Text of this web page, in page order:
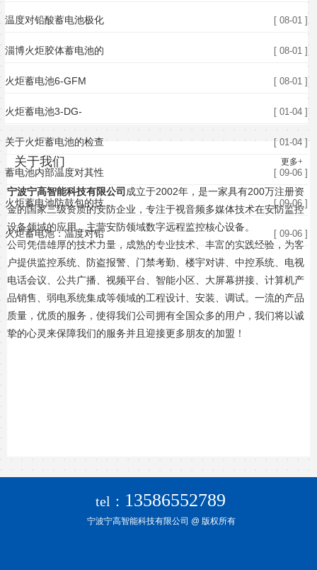
关于我们 更多+
宁波宁高智能科技有限公司 成立于2002年，是一家具有200万注册资
金的国家三级资质的安防企业，专注于视音频多媒体技术在安防监控
设备领域的应用，主营安防领域数字远程监控核心设备。
公司凭借雄厚的技术力量，成熟的专业技术、丰富的实践经验，为客
户提供监控系统、防盗报警、门禁考勤、楼宇对讲、中控系统、电视
电话会议、公共广播、视频平台、智能小区、大屏幕拼接、计算机产
品销售、弱电系统集成等领域的工程设计、安装、调试。一流的产品
质量，优质的服务，使得我们公司拥有全国众多的用户，我们将以诚
挚的心灵来保障我们的服务并且迎接更多朋友的加盟！
温度对铅酸蓄电池极化 [ 08-01 ]
淄博火炬胶体蓄电池的 [ 08-01 ]
火炬蓄电池6-GFM [ 08-01 ]
火炬蓄电池3-DG- [ 01-04 ]
关于火炬蓄电池的检查 [ 01-04 ]
蓄电池内部温度对其性 [ 09-06 ]
火炬蓄电池防鼓包的技 [ 09-06 ]
火炬蓄电池：温度对铅 [ 09-06 ]
tel： 13586552789
宁波宁高智能科技有限公司 @ 版权所有